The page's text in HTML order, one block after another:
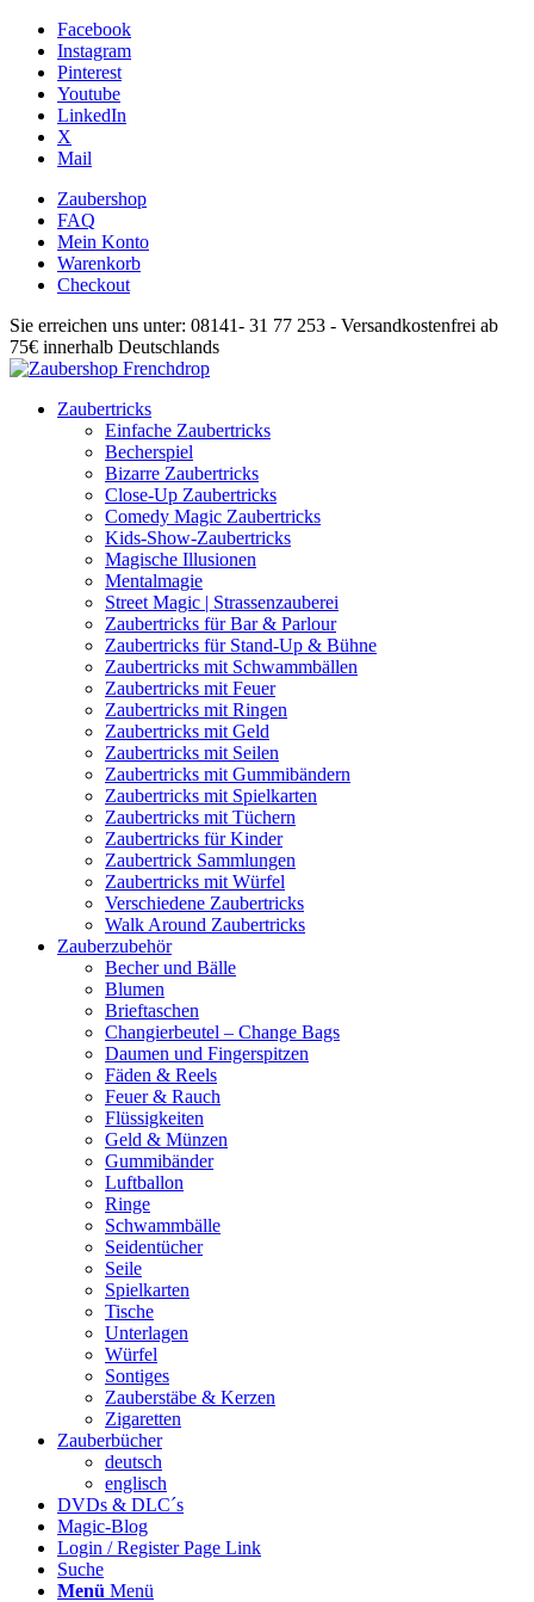
Facebook
Instagram
Pinterest
Youtube
LinkedIn
X
Mail
Zaubershop
FAQ
Mein Konto
Warenkorb
Checkout
Sie erreichen uns unter: 08141- 31 77 253 - Versandkostenfrei ab
75€ innerhalb Deutschlands
Zaubertricks
Einfache Zaubertricks
Becherspiel
Bizarre Zaubertricks
Close-Up Zaubertricks
Comedy Magic Zaubertricks
Kids-Show-Zaubertricks
Magische Illusionen
Mentalmagie
Street Magic | Strassenzauberei
Zaubertricks für Bar & Parlour
Zaubertricks für Stand-Up & Bühne
Zaubertricks mit Schwammbällen
Zaubertricks mit Feuer
Zaubertricks mit Ringen
Zaubertricks mit Geld
Zaubertricks mit Seilen
Zaubertricks mit Gummibändern
Zaubertricks mit Spielkarten
Zaubertricks mit Tüchern
Zaubertricks für Kinder
Zaubertrick Sammlungen
Zaubertricks mit Würfel
Verschiedene Zaubertricks
Walk Around Zaubertricks
Zauberzubehör
Becher und Bälle
Blumen
Brieftaschen
Changierbeutel – Change Bags
Daumen und Fingerspitzen
Fäden & Reels
Feuer & Rauch
Flüssigkeiten
Geld & Münzen
Gummibänder
Luftballon
Ringe
Schwammbälle
Seidentücher
Seile
Spielkarten
Tische
Unterlagen
Würfel
Sontiges
Zauberstäbe & Kerzen
Zigaretten
Zauberbücher
deutsch
englisch
DVDs & DLC´s
Magic-Blog
Login / Register Page Link
Suche
Menü Menü